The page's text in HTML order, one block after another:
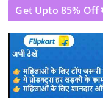
Get Upto 85% Off